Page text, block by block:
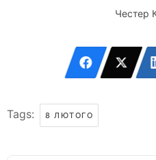
Честер
Tags: 8 ЛЮТОГО